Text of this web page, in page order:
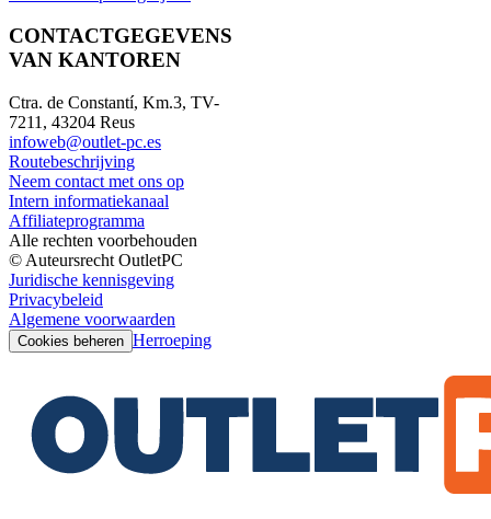
CONTACTGEGEVENS
VAN KANTOREN
Ctra. de Constantí, Km.3, TV-
7211, 43204 Reus
infoweb@outlet-pc.es
Routebeschrijving
Neem contact met ons op
Intern informatiekanaal
Affiliateprogramma
Alle rechten voorbehouden
© Auteursrecht OutletPC
Juridische kennisgeving
Privacybeleid
Algemene voorwaarden
Cookies beheren Herroeping